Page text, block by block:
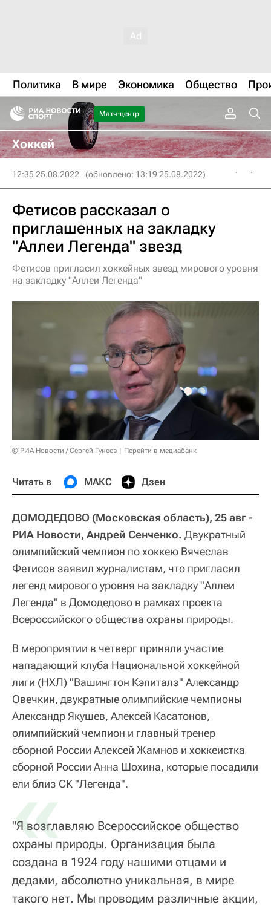
Политика В мире Экономика Общество
Матч-центр
Хоккей
12:35 25.08.2022 (обновлено: 13:19 25.08.2022)
Фетисов рассказал о
приглашенных на закладку
"Аллеи Легенда" звезд
Фетисов пригласил хоккейных звезд мирового уровня
на закладку "Аллеи Легенда"
© РИА Новости / Сергей Гунеев Перейти в медиабанк
Читать в МАКС Дзен
ДОМОДЕДОВО (Московская область), 25 авг -
РИА Новости, Андрей Сенченко. Двукратный
олимпийский чемпион по хоккею Вячеслав
Фетисов заявил журналистам, что пригласил
легенд мирового уровня на закладку "Аллеи
Легенда" в Домодедово в рамках проекта
Всероссийского общества охраны природы.
В мероприятии в четверг приняли участие
нападающий клуба Национальной хоккейной
лиги (НХЛ) "Вашингтон Кэпиталз" Александр
Овечкин, двукратные олимпийские чемпионы
Александр Якушев, Алексей Касатонов,
олимпийский чемпион и главный тренер
сборной России Алексей Жамнов и хоккеистка
сборной России Анна Шохина, которые посадили
ели близ СК "Легенда".
«
"Я возглавляю Всероссийское общество
охраны природы. Организация была
создана в 1924 году нашими отцами и
дедами, абсолютно уникальная, в мире
такого нет. Мы проводим различные акции,